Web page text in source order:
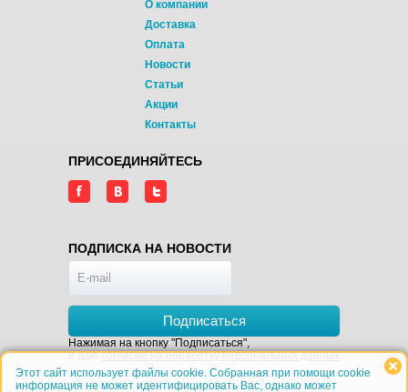
О компании
Доставка
Оплата
Новости
Статьи
Акции
Контакты
ПРИСОЕДИНЯЙТЕСЬ
ПОДПИСКА НА НОВОСТИ
Подписаться
Нажимая на кнопку "Подписаться",
я даюсогласие на обработку персональных данных
Этот сайт использует файлы cookie. Собранная при помощи cookie
информация не может идентифицировать Вас, однако может